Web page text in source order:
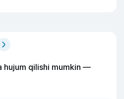
hujum qilishi mumkin —